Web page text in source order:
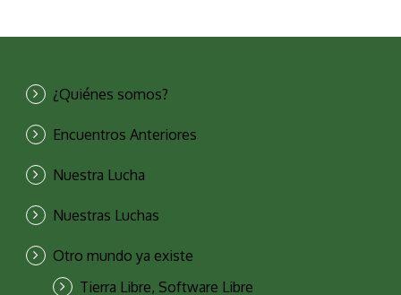
¿Quiénes somos?
Encuentros Anteriores
Nuestra Lucha
Nuestras Luchas
Otro mundo ya existe
Tierra Libre, Software Libre